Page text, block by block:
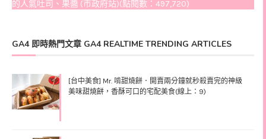
的人氣吐司、果醬 (市政府站)(點閱數：497,720)
GA4 即時熱門文章 GA4 REALTIME TRENDING ARTICLES
[台中美食] Mr. 啃甜燒餅．開賣兩分鐘就秒殺賣完的神級
美味甜燒餅，香酥可口的宅配美食(線上：9)